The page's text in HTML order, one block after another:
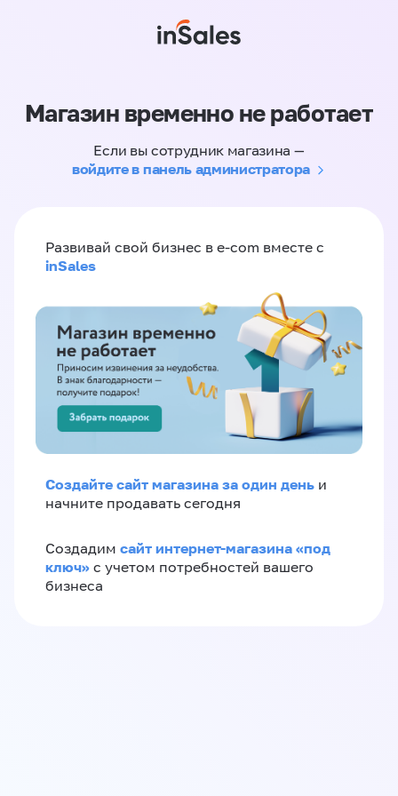
Магазин временно не работает
Если вы сотрудник магазина —
войдите в панель администратора
Развивай свой бизнес в e-com вместе с
inSales
Создайте сайт магазина за один день и
начните продавать сегодня
Создадим сайт интернет-магазина «под
ключ» с учетом потребностей вашего
бизнеса